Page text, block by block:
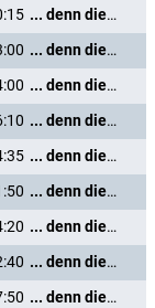
... denn die Musik und die Liebe in Tirol
... denn die Musik und die Liebe in Tirol
... denn die Musik und die Liebe in Tirol
... denn die Musik und die Liebe in Tirol
... denn die Musik und die Liebe in Tirol
... denn die Musik und die Liebe in Tirol
... denn die Musik und die Liebe in Tirol
... denn die Musik und die Liebe in Tirol
... denn die Musik und die Liebe in Tirol